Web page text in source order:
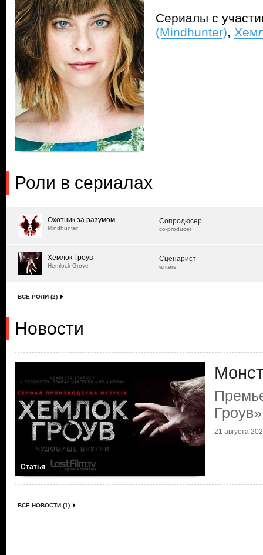
Сериалы с
(Mindhunter),
Роли в сериалах
Охотник за разумом
Mindhunter
Сопродюсер
co-producer
Хемлок Гроув
Hemlock Grove
Сценарист
writers
ВСЕ РОЛИ (2)
Новости
Статья
Гроув»
21 августа
ВСЕ НОВОСТИ (1)